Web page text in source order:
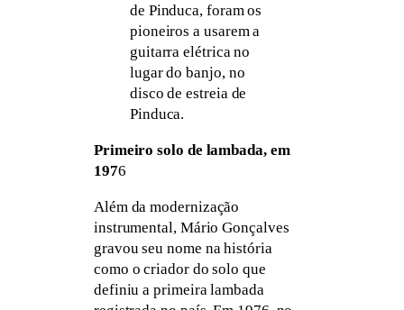
de Pinduca, foram os
pioneiros a usarem a
guitarra elétrica no
lugar do banjo, no
disco de estreia de
Pinduca.
Primeiro solo de lambada, em
1976
Além da modernização
instrumental, Mário Gonçalves
gravou seu nome na história
como o criador do solo que
definiu a primeira lambada